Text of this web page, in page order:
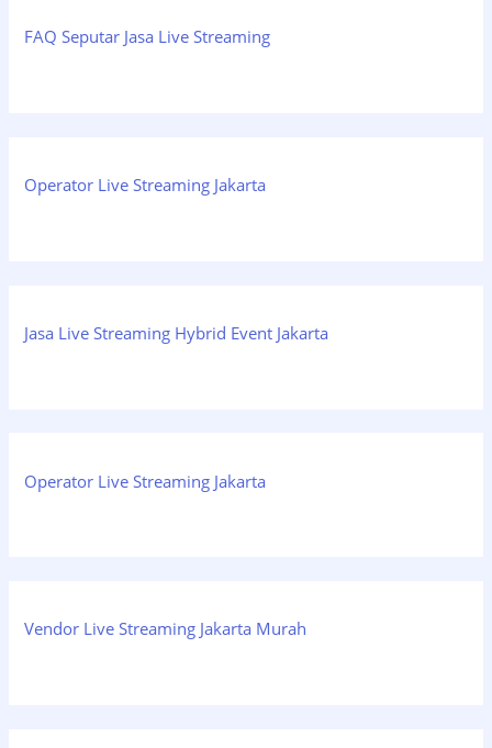
FAQ Seputar Jasa Live Streaming
Operator Live Streaming Jakarta
Jasa Live Streaming Hybrid Event Jakarta
Operator Live Streaming Jakarta
Vendor Live Streaming Jakarta Murah